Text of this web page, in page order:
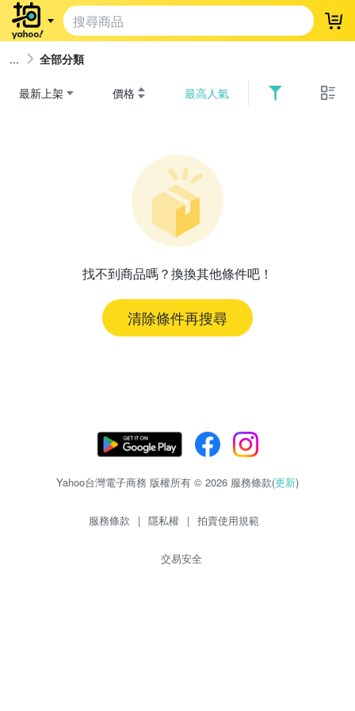
登
全部分類
最新上架 價格 最高人氣
找不到商品嗎？換換其他條件吧！
清除條件再搜尋
Yahoo台灣電子商務 版權所有 © 2026 服務條款(更新)
服務條款 | 隱私權 | 拍賣使用規範
交易安全